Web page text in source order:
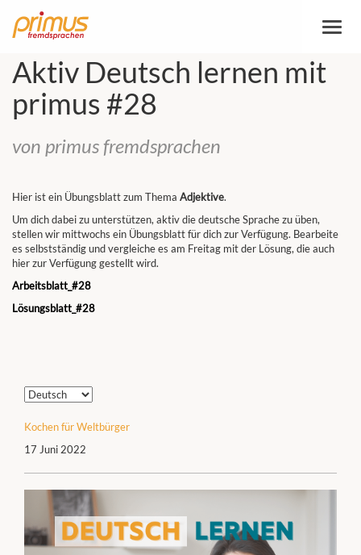
Toggle
Aktiv Deutsch lernen mit
primus #28
von primus fremdsprachen
Hier ist ein Übungsblatt zum Thema Adjektive.
Um dich dabei zu unterstützen, aktiv die deutsche Sprache zu üben,
stellen wir mittwochs ein Übungsblatt für dich zur Verfügung. Bearbeite
es selbstständig und vergleiche es am Freitag mit der Lösung, die auch
hier zur Verfügung gestellt wird.
Arbeitsblatt_#28
Lösungsblatt _#28
Sprache
Kochen für Weltbürger
17 Juni 2022